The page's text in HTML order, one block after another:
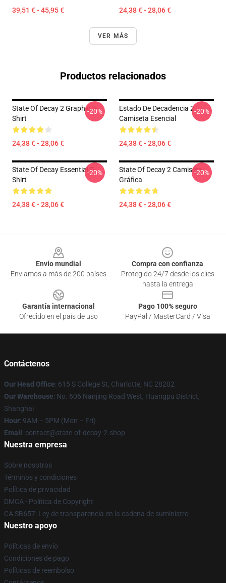
39,51 € - 45,95 € 24,38 € - 28,06 €
VER MÁS
Productos relacionados
State Of Decay 2 Graphic T-
Shirt
24,38 € - 28,06 €
-20%
Estado De Decadencia 2
Camiseta Esencial
24,38 € - 28,06 €
-20%
State Of Decay Essential T-
Shirt
24,38 € - 28,06 €
-20%
State Of Decay 2 Camiseta
Gráfica
24,38 € - 28,06 €
-20%
Envío mundial
Enviamos a más de 200 países
Compra con confianza
Protegido 24/7 desde los clics
hasta la entrega
Garantía internacional
Ofrecido en el país de uso
Pago 100% seguro
PayPal / MasterCard / Visa
Contáctenos
Our Head Office: 615 S College St, Charlotte, NC 28202
Our Warehouse: No. 606 Nanjing Road West, Huangpu District,
Shanghai
Hour: 9AM – 5PM (Mon – Fri)
Email : contact@state-of-decay-2.shop
Nuestra empresa
Sobre nosotros
Términos y condiciones
Política de privacidad
DMCA - Política de Copyright
CA SB657: Ley de transparencia en la cadena de suministro
Nuestro apoyo
Políticas de envío
Condiciones de pago
Políticas de reembolso